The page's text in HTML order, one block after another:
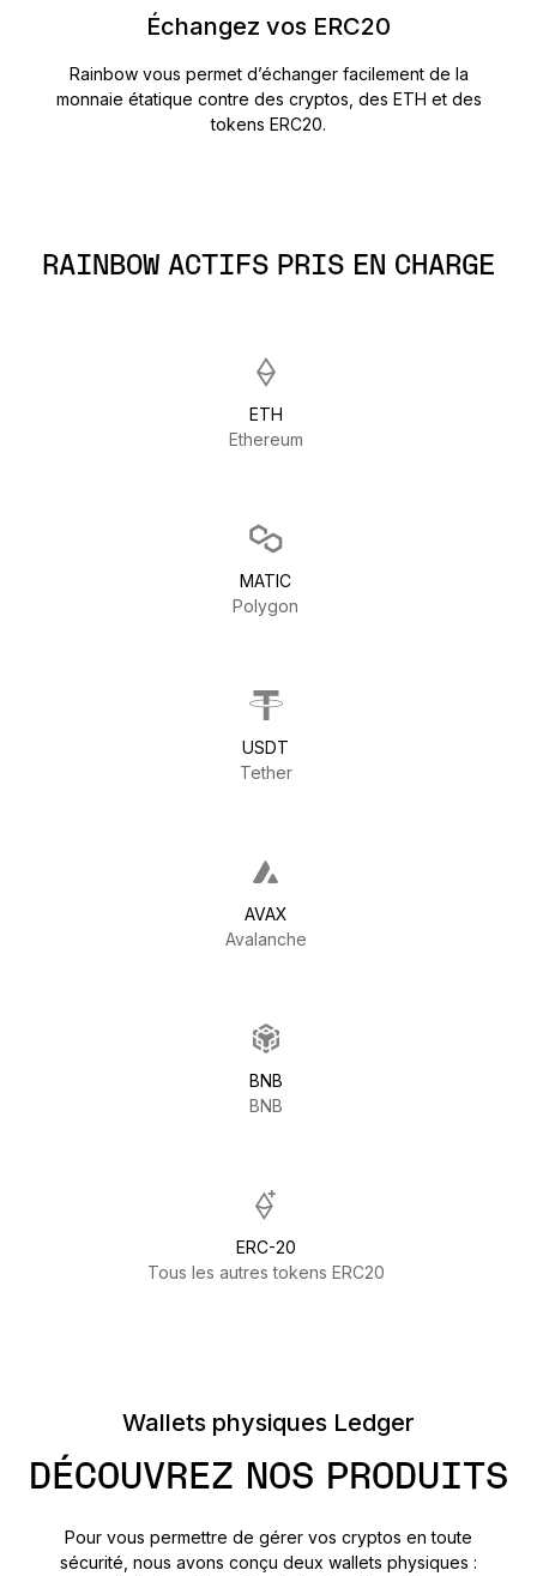
Échangez vos ERC20
Rainbow vous permet d’échanger facilement de la
monnaie étatique contre des cryptos, des ETH et des
tokens ERC20.
RAINBOW ACTIFS PRIS EN CHARGE
ETH
Ethereum
MATIC
Polygon
USDT
Tether
AVAX
Avalanche
BNB
BNB
ERC-20
Tous les autres tokens ERC20
Wallets physiques Ledger
DÉCOUVREZ NOS PRODUITS
Pour vous permettre de gérer vos cryptos en toute
sécurité, nous avons conçu deux wallets physiques :